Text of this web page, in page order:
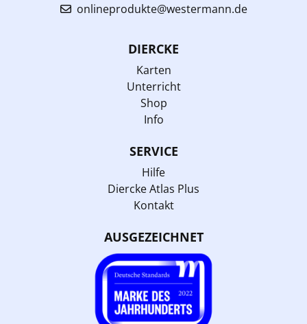
onlineprodukte@westermann.de
DIERCKE
Karten
Unterricht
Shop
Info
SERVICE
Hilfe
Diercke Atlas Plus
Kontakt
AUSGEZEICHNET